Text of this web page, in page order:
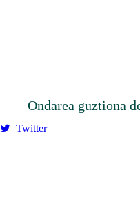
Ondarea guztiona
Twitter